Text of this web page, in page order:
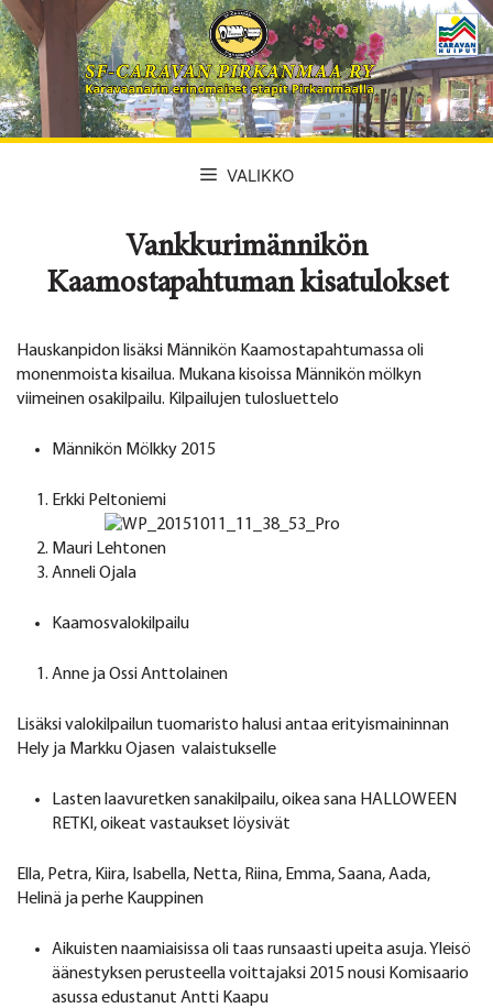
Siirry
sisältöön
VALIKKO
Vankkurimännikön
Kaamostapahtuman kisatulokset
Hauskanpidon lisäksi Männikön Kaamostapahtumassa oli
monenmoista kisailua. Mukana kisoissa Männikön mölkyn
viimeinen osakilpailu. Kilpailujen tulosluettelo
Männikön Mölkky 2015
Erkki Peltoniemi
Mauri Lehtonen
Anneli Ojala
Kaamosvalokilpailu
Anne ja Ossi Anttolainen
Lisäksi valokilpailun tuomaristo halusi antaa erityismaininnan
Hely ja Markku Ojasen valaistukselle
Lasten laavuretken sanakilpailu, oikea sana HALLOWEEN
RETKI, oikeat vastaukset löysivät
Ella, Petra, Kiira, Isabella, Netta, Riina, Emma, Saana, Aada,
Helinä ja perhe Kauppinen
Aikuisten naamiaisissa oli taas runsaasti upeita asuja. Yleisö
äänestyksen perusteella voittajaksi 2015 nousi Komisaario
asussa edustanut Antti Kaapu